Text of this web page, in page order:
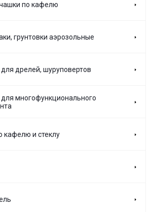
по кафелю
грунтовки аэрозольные
дрелей, шуруповертов
для многофункционального
кафелю и стеклу